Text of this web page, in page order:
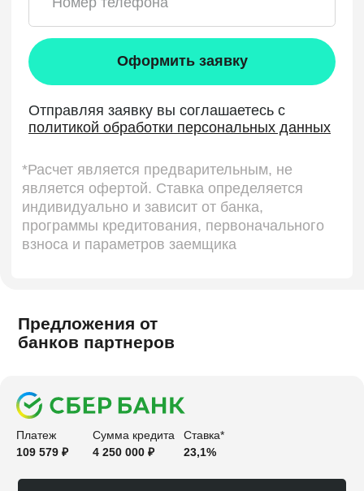
Предложения от
банков партнеров
Платеж
109 579 ₽
Сумма кредита
4 250 000 ₽
Ставка*
23,1%